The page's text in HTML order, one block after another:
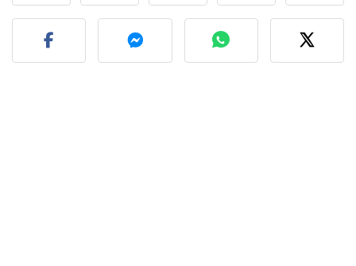
Postează o poză cu